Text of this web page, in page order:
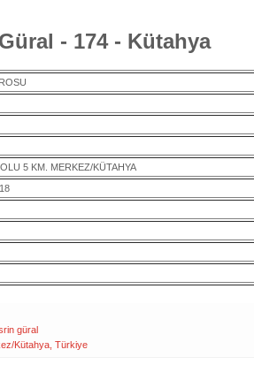
- 174 - Kütahya
5 KM. MERKEZ/KÜTAHYA
güral
Kütahya, Türkiye